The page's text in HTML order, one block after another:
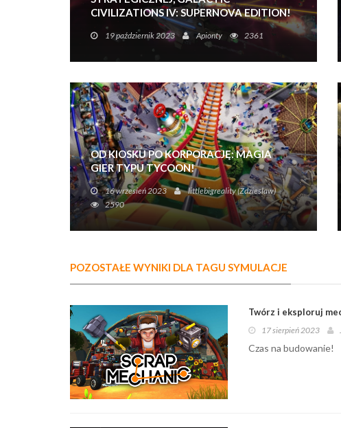
CIVILIZATIONS IV: SUPERNOVA EDITION!
Gra strategiczna oparta na rundach 4X, w której
wcielasz się w przywódcę cywilizacji
podróżującej w kosmos, która właśnie
19 październik 2023 Apionty 2361
OD KIOSKU PO KORPORACJĘ: MAGIA
GIER TYPU TYCOON!
Zapraszamy do przeglądu pięciu najbardziej
wciągających symulatorów ekonomicznych,
które z pewnością zachwycą zarówno
początkujących, jak i doświadczonych graczy.
16 wrzesień 2023
littlebigreality (Zdzieslaw)
2590
POZOSTAŁE WYNIKI DLA TAGU SYMULACJE
Twórz i eksploruj
17 sierpień 2023
Czas na budowanie!